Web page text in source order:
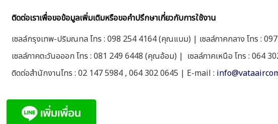
ติดต่อเราเพื่อขอข้อมูลเพิ่มเติมหรือขอคำปรึกษาเกี่ยวกับการใช้งาน
เซลล์กรุงเทพ-ปริมณทล โทร : 098 254 4164 (คุณแบม) | เซลล์ภาคกลาง โทร :
เซลล์ภาคตะวันอออก โทร : 081 249 6448 (คุณอ้อม) | เซลล์ภาคเหนือ โทร :
ติดต่อสำนักงานโทร : 02 147 5984 , 064 302 0645 | E-mail :